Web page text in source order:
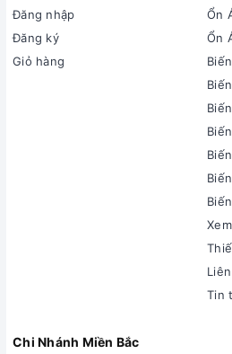
Đăng nhập
Đăng ký
Giỏ hàng
Ổn
Ổn
Tin
Chi Nhánh Miền Bắc